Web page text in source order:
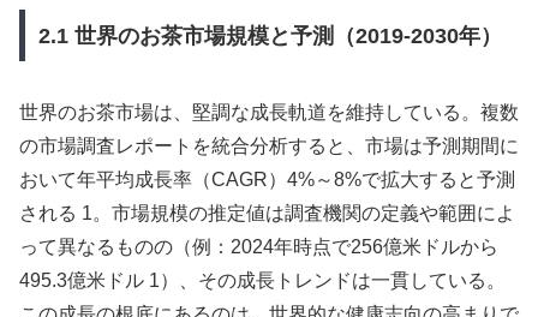
2.1 世界のお茶市場規模と予測（2019-2030年）
世界のお茶市場は、堅調な成長軌道を維持している。複数
の市場調査レポートを統合分析すると、市場は予測期間に
おいて年平均成長率（CAGR）4%～8%で拡大すると予測
される 1。市場規模の推定値は調査機関の定義や範囲によ
って異なるものの（例：2024年時点で256億米ドルから
495.3億米ドル 1）、その成長トレンドは一貫している。